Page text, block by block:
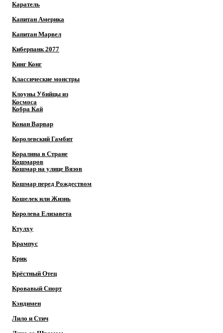
Каратель
Капитан Америка
Капитан Марвел
Киберпанк 2077
Кинг Конг
Классические монстры
Клоуны Убийцы из
Космоса
Кобра Кай
Конан Варвар
Королевский Гамбит
Коралина в Стране
Кошмаров
Кошмар на улице Вязов
Кошмар перед Рождеством
Кошелек или Жизнь
Королева Елизавета
Ктулху
Крампус
Крик
Крёстный Отец
Кровавый Спорт
Кэндимен
Лило и Стич